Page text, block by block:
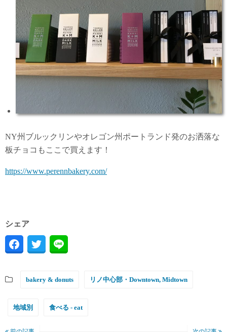
NY州ブルックリンやオレゴン州ポートランド発のお洒落な
板チョコもここで買えます！
https://www.perennbakery.com/
シェア
bakery & donuts リノ中心部・Downtown, Midtown
地域別 食べる - eat